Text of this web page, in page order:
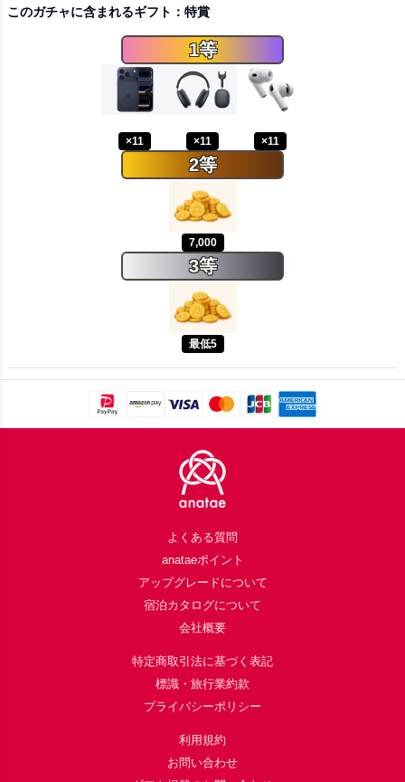
このガチャに含まれるギフト：特賞
1等
×11 ×11 ×11
2等
7,000
3等
最低5
よくある質問
anataeポイント
アップグレードについて
宿泊カタログについて
会社概要
特定商取引法に基づく表記
標識・旅行業約款
プライバシーポリシー
利用規約
お問い合わせ